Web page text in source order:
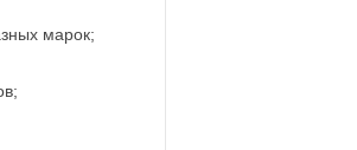
марок;